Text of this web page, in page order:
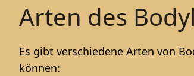
Arten des
Es gibt verschiedene Arten von
können: